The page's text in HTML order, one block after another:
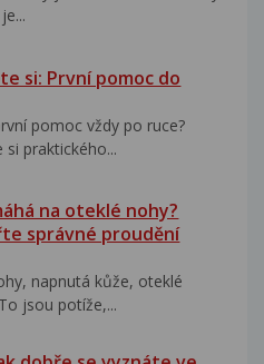
si: První pomoc do
pomoc vždy po ruce?
si praktického...
na oteklé nohy?
správné proudění
napnutá kůže, oteklé
jsou potíže,...